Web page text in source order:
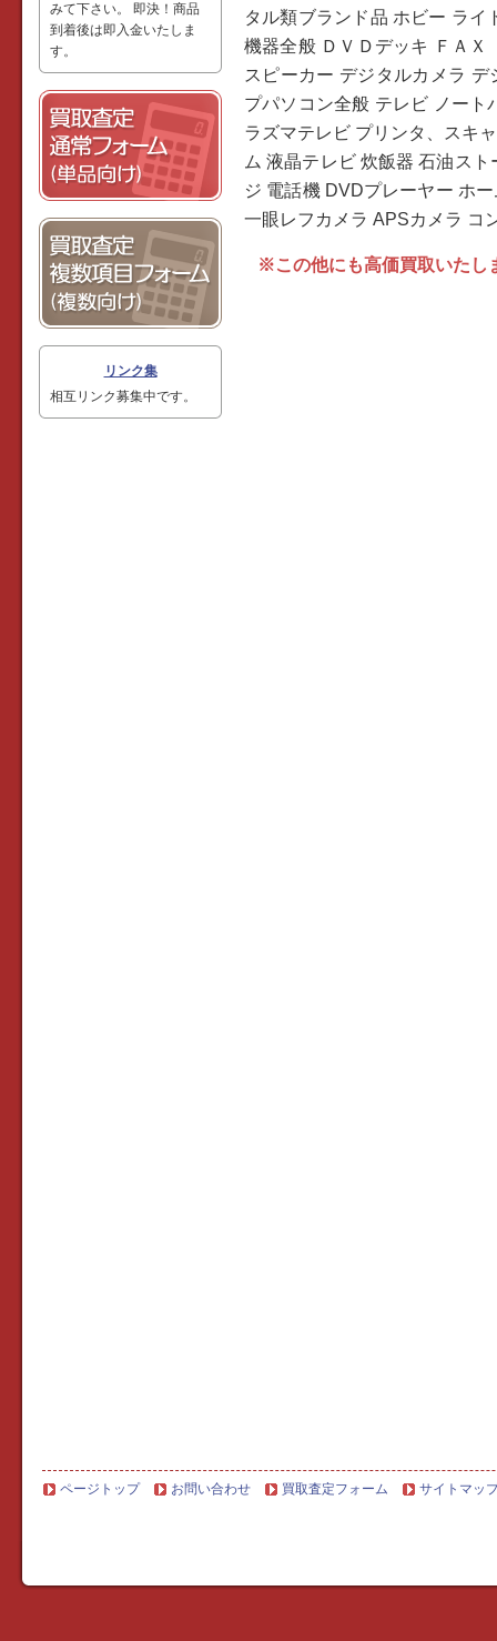
タル類ブランド品 ホビー ラ
機器全般 ＤＶＤデッキ ＦＡ
スピーカー デジタルカメラ
プパソコン全般 テレビ ノート
ラズマテレビ プリンタ、スキ
ム 液晶テレビ 炊飯器 石油ス
ジ 電話機 DVDプレーヤー ホ
一眼レフカメラ APSカメラ コ
※この他にも高価買取いたし
みて下さい。 即決！商品
到着後は即入金いたしま
す。
リンク集
相互リンク募集中です。
ページトップ お問い合わせ 買取査定フォーム サイトマッ